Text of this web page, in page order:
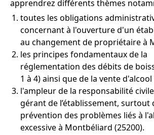
apprendrez différents thèmes
toutes les obligations
concernant à l'ouverture d'un
au changement de propriétaire à
les principes fondamentaux de la
réglementation des débits de
1 à 4) ainsi que de la vente
l'ampleur de la responsabilité
gérant de l’établissement, surtout
prévention des problèmes liés à
excessive à Montbéliard (25200).